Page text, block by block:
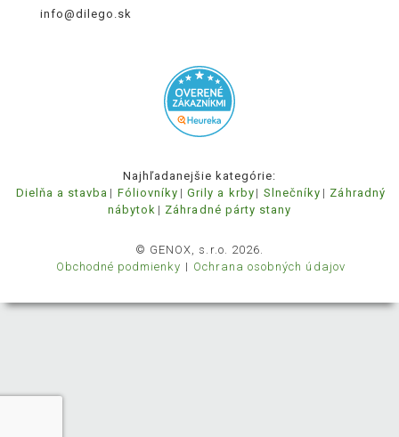
info@dilego.sk
Najhľadanejšie kategórie:
Dielňa a stavba
Fóliovníky Grily a krby Slnečníky
Záhradný
nábytok
Záhradné párty stany
© GENOX, s.r.o. 2026.
Obchodné podmienky
Ochrana osobných údajov